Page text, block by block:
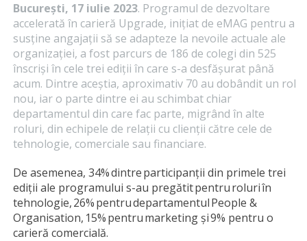
București, 17 iulie 2023. Programul de dezvoltare
accelerată în carieră Upgrade, inițiat de eMAG pentru a
susține angajații să se adapteze la nevoile actuale ale
organizației, a fost parcurs de 186 de colegi din 525
înscriși în cele trei ediții în care s-a desfășurat până
acum. Dintre aceștia, aproximativ 70 au dobândit un rol
nou, iar o parte dintre ei au schimbat chiar
departamentul din care fac parte, migrând în alte
roluri, din echipele de relații cu clienții către cele de
tehnologie, comerciale sau financiare.
De asemenea, 34% dintre participanții din primele trei
ediții ale programului s-au pregătit pentru roluri în
tehnologie, 26% pentru departamentul People &
Organisation, 15% pentru marketing și 9% pentru o
carieră comercială.